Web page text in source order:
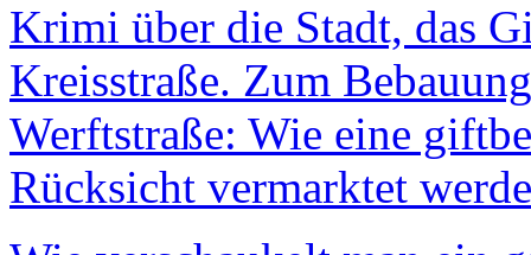
Krimi über die Stadt, das
Kreisstraße. Zum
Werftstraße: Wie eine
Rücksicht vermarktet